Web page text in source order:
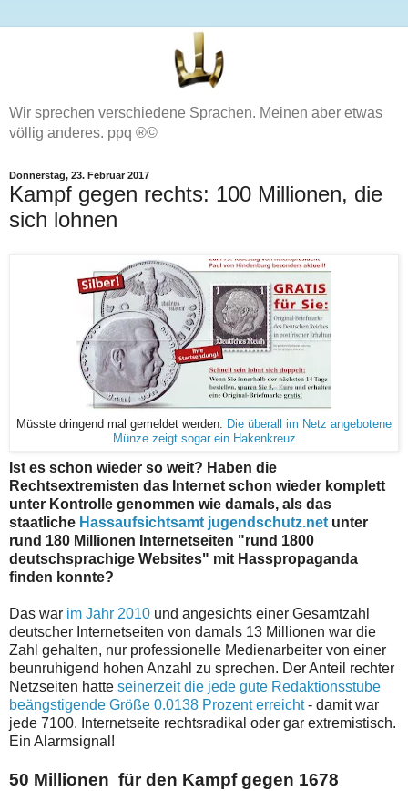
Wir sprechen verschiedene Sprachen. Meinen aber etwas
völlig anderes. ppq ®©
Donnerstag, 23. Februar 2017
Kampf gegen rechts: 100 Millionen, die
sich lohnen
Müsste dringend mal gemeldet werden: Die überall im Netz angebotene
Münze zeigt sogar ein Hakenkreuz
Ist es schon wieder so weit? Haben die
Rechtsextremisten das Internet schon wieder komplett
unter Kontrolle genommen wie damals, als das
staatliche Hassaufsichtsamt jugendschutz.net unter
rund 180 Millionen Internetseiten "rund 1800
deutschsprachige Websites" mit Hasspropaganda
finden konnte?
Das war im Jahr 2010 und angesichts einer Gesamtzahl
deutscher Internetseiten von damals 13 Millionen war die
Zahl gehalten, nur professionelle Medienarbeiter von einer
beunruhigend hohen Anzahl zu sprechen. Der Anteil rechter
Netzseiten hatte seinerzeit die jede gute Redaktionsstube
beängstigende Größe 0.0138 Prozent erreicht- damit war
jede 7100. Internetseite rechtsradikal oder gar extremistisch.
Ein Alarmsignal!
50 Millionen für den Kampf gegen 1678